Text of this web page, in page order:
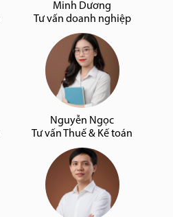
Minh Dương
Tư vấn doanh nghiệp
Nguyễn Ngọc
Tư vấn Thuế & Kế toán